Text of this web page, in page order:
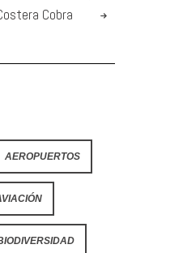
Cobra
AEROPUERTOS